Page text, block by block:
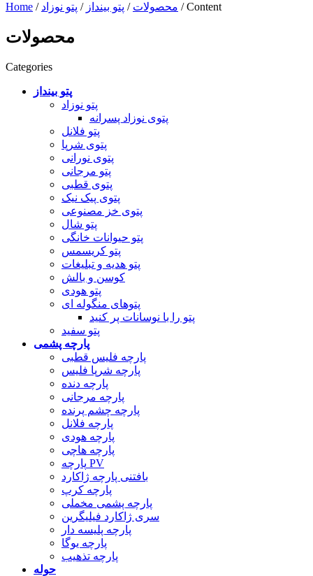
Home / محصولات / پتو بینداز / پتو نوزاد / Content
محصولات
Categories
پتو بینداز
پتو نوزاد
پتوی نوزاد پسرانه
پتو فلانل
پتوی شرپا
پتوی نورانی
پتو مرجانی
پتوی قطبی
پتوی پیک نیک
پتوی خز مصنوعی
پتو شال
پتو حیوانات خانگی
پتو کریسمس
پتو هدیه و تبلیغات
کوسن و بالش
پتو هودی
پتوهای منگوله ای
پتو را با نوسانات پر کنید
پتو سفید
پارچه پشمی
پارچه فلیس قطبی
پارچه شرپا فلیس
پارچه دنده
پارچه مرجانی
پارچه چشم پرنده
پارچه فلانل
پارچه هودی
پارچه هاچی
پارچه PV
بافتنی پارچه ژاکارد
پارچه کرپ
پارچه پشمی مخملی
سری ژاکارد فیلیگرین
پارچه پلیسه دار
پارچه یوگا
پارچه تذهیب
حوله